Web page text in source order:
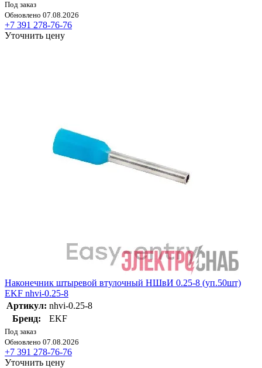
Под заказ
Обновлено 07.08.2026
+7 391 278-76-76
Уточнить цену
Наконечник штыревой втулочный НШвИ 0.25-8 (уп.50шт)
EKF nhvi-0.25-8
Артикул: nhvi-0.25-8
Бренд:
EKF
Под заказ
Обновлено 07.08.2026
+7 391 278-76-76
Уточнить цену